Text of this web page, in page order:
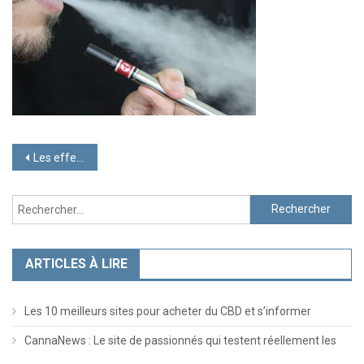
Navigation
de
l’article
Les effets secondaires de la cigarette électronique
Rechercher :
ARTICLES À LIRE
Les 10 meilleurs sites pour acheter du CBD et s’informer
CannaNews : Le site de passionnés qui testent réellement les